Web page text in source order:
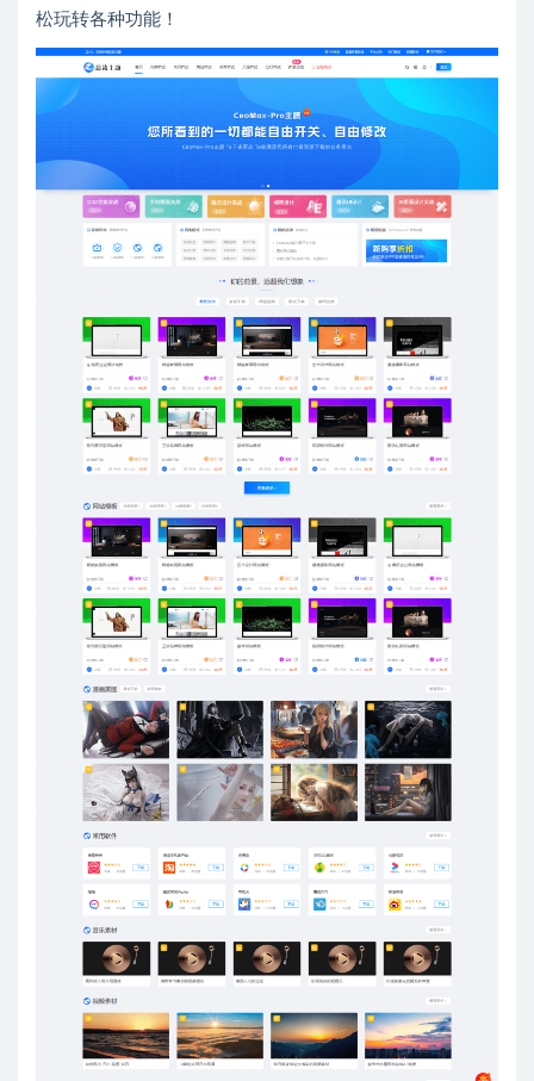
松玩转各种功能！